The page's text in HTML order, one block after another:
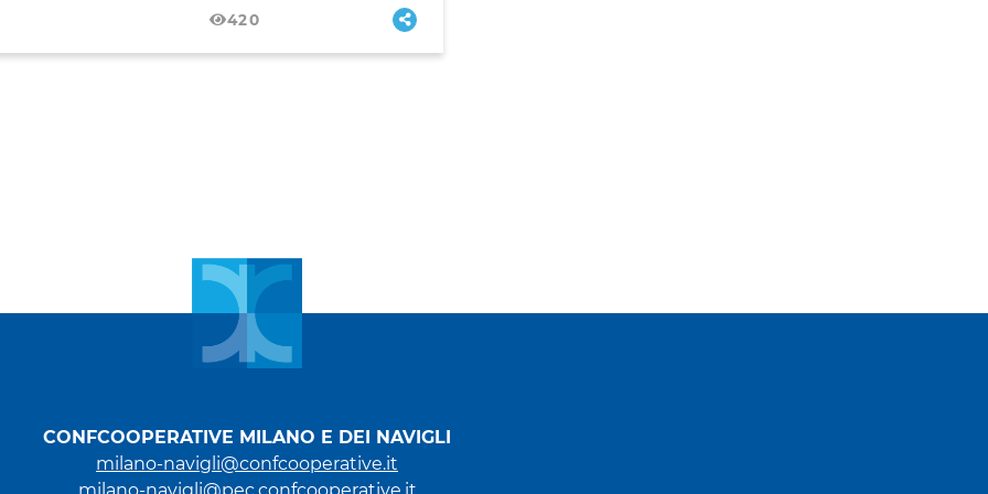
420
CONFCOOPERATIVE MILANO E DEI NAVIGLI
milano-navigli@confcooperative.it